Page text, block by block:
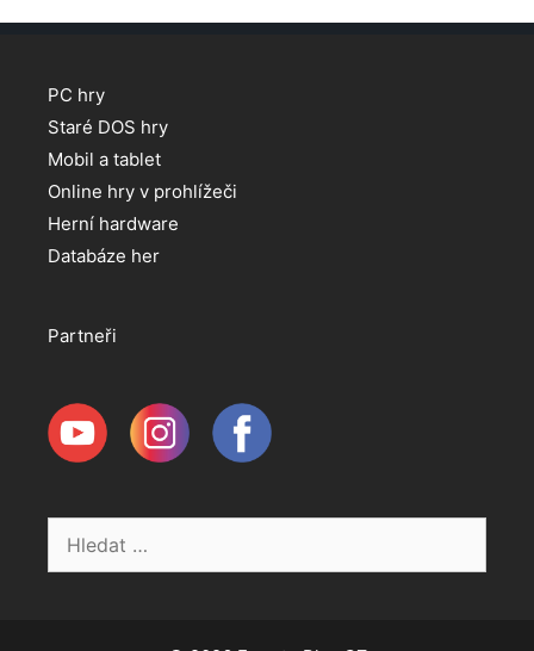
PC hry
Staré DOS hry
Mobil a tablet
Online hry v prohlížeči
Herní hardware
Databáze her
Partneři